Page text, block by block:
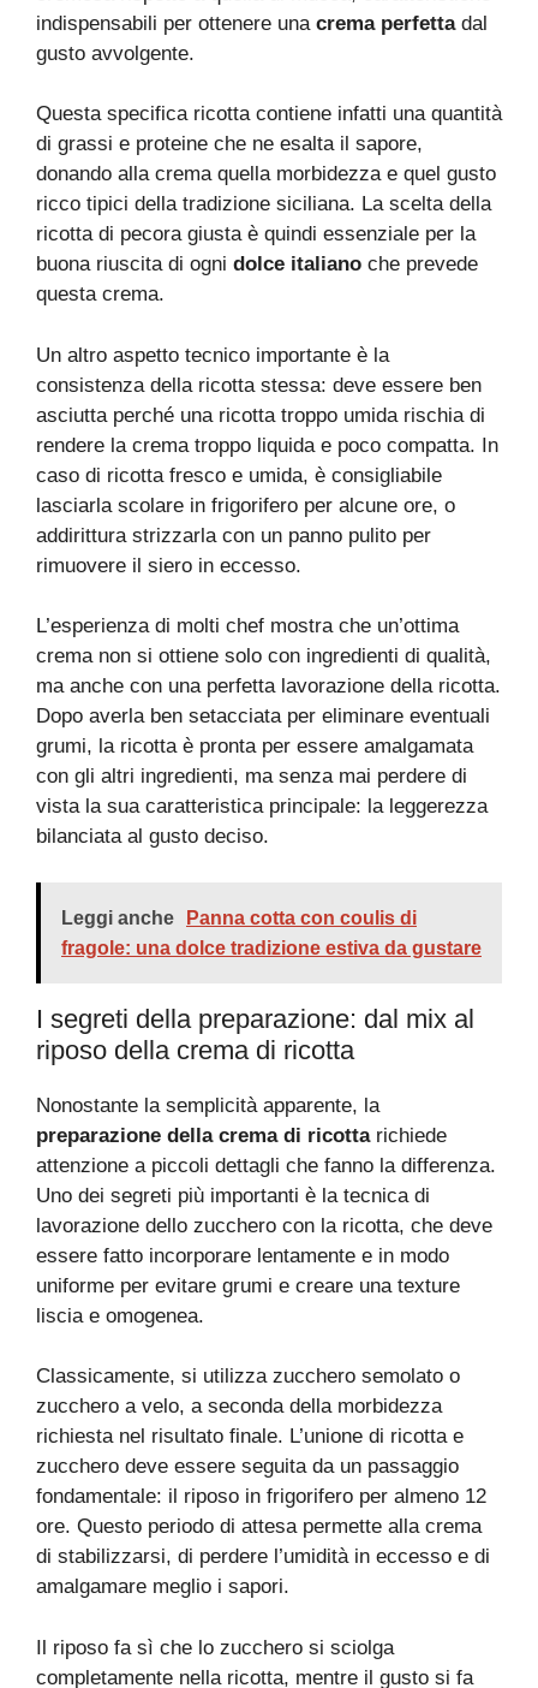
indispensabili per ottenere una crema perfettadal
gusto avvolgente.
Questa specifica ricotta contiene infatti una quantità
di grassi e proteine che ne esalta il sapore,
donando alla crema quella morbidezza e quel gusto
ricco tipici della tradizione siciliana. La scelta della
ricotta di pecora giusta è quindi essenziale per la
buona riuscita di ogni dolce italiano che prevede
questa crema.
Un altro aspetto tecnico importante è la
consistenza della ricotta stessa: deve essere ben
asciutta perché una ricotta troppo umida rischia di
rendere la crema troppo liquida e poco compatta. In
caso di ricotta fresco e umida, è consigliabile
lasciarla scolare in frigorifero per alcune ore, o
addirittura strizzarla con un panno pulito per
rimuovere il siero in eccesso.
L’esperienza di molti chef mostra che un’ottima
crema non si ottiene solo con ingredienti di qualità,
ma anche con una perfetta lavorazione della ricotta.
Dopo averla ben setacciata per eliminare eventuali
grumi, la ricotta è pronta per essere amalgamata
con gli altri ingredienti, ma senza mai perdere di
vista la sua caratteristica principale: la leggerezza
bilanciata al gusto deciso.
Leggi anche
Panna cotta con coulis di
fragole: una dolce tradizione estiva da gustare
I segreti della preparazione: dal mix al
riposo della crema di ricotta
Nonostante la semplicità apparente, la
preparazione della crema di ricottarichiede
attenzione a piccoli dettagli che fanno la differenza.
Uno dei segreti più importanti è la tecnica di
lavorazione dello zucchero con la ricotta, che deve
essere fatto incorporare lentamente e in modo
uniforme per evitare grumi e creare una texture
liscia e omogenea.
Classicamente, si utilizza zucchero semolato o
zucchero a velo, a seconda della morbidezza
richiesta nel risultato finale. L’unione di ricotta e
zucchero deve essere seguita da un passaggio
fondamentale: il riposo in frigorifero per almeno 12
ore. Questo periodo di attesa permette alla crema
di stabilizzarsi, di perdere l’umidità in eccesso e di
amalgamare meglio i sapori.
Il riposo fa sì che lo zucchero si sciolga
completamente nella ricotta, mentre il gusto si fa